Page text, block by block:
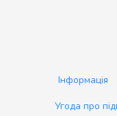
Інформація
Угода про